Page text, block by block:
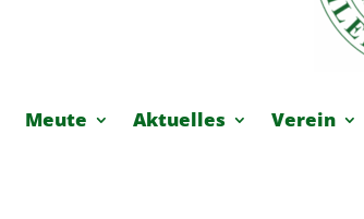
Meute Aktuelles Verein